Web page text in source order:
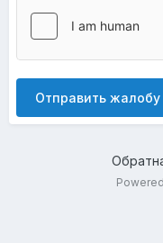
Отправить жалобу